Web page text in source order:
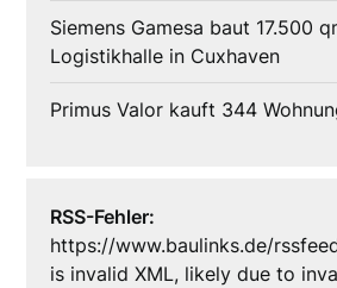
Siemens Gamesa baut 17.500
Logistikhalle in Cuxhaven
Primus Valor kauft 344
RSS-Fehler:
https://www.baulinks.de/
is invalid XML, likely due to